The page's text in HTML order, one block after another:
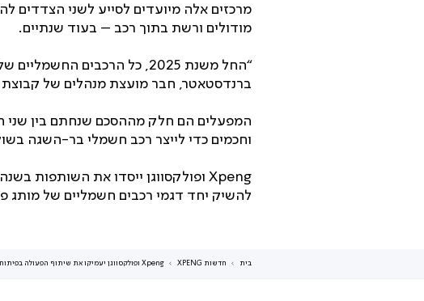
מרכזים אלה מיועדים לסייע לשני הצדדים
מודולים ורשת בתוך רכב – בעוד שנתיים.
“החל משנת 2025, כל הרכבים
ברנדסטאטר, חבר מועצת מנהלים של קבוצת
המפעלים הם חלק מההסכם שנחתם בין שני
וחכמים כדי לייצר רכב חשמלי בר-השגה
להשיק יחד דגמי רכבים חשמליים של מותג
בית חדשות XPENG Xpeng ופולקסווגן יעמיקו את שיתוף הפעולה בפיתוח רכבים חשמליים